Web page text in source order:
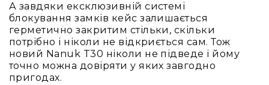
комплектуючі
Рішення
для
трансляцій
звуку
А завдяки ексклюзивній системі
блокування замків кейс залишається
герметично закритим стільки, скільки
потрібно і ніколи не відкриється сам. Тож
новий Nanuk T30 ніколи не підведе і йому
точно можна довіряти у яких завгодно
пригодах.